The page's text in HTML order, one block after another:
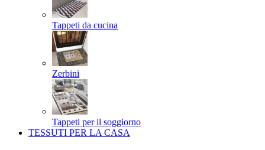
Tappeti da cucina
Zerbini
Tappeti per il soggiorno
TESSUTI PER LA CASA